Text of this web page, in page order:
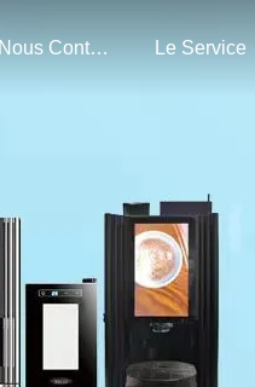
Nous Contacter Le Service